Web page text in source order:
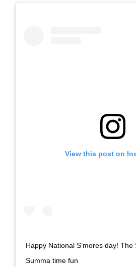
View this post on
Happy National S’mores day! The
Summa time fun